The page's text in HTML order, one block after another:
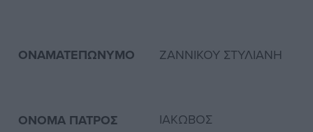
ΟΝΑΜΑΤΕΠΩΝΥΜΟ
ΟΝΟΜΑ ΠΑΤΡΟΣ
ΖΑΝΝΙΚΟΥ ΣΤΥΛΙΑΝΗ
ΙΑΚΩΒΟΣ